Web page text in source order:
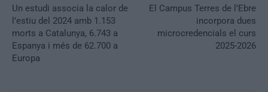
Un estudi associa la calor de
l’estiu del 2024 amb 1.153
morts a Catalunya, 6.743 a
Espanya i més de 62.700 a
Europa
El Campus Terres de l’Ebre
incorpora dues
microcredencials el curs
2025-2026